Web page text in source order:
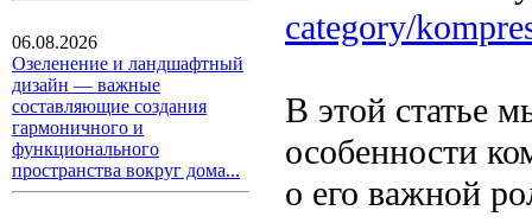
06.08.2026
Озеленение и ландшафтный
дизайн — важные
составляющие создания
гармоничного и
функционального
пространства вокруг дома...
category/
В этой статье
особенности
о его важной